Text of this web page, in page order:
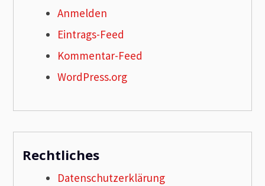
Anmelden
Eintrags-Feed
Kommentar-Feed
WordPress.org
Rechtliches
Datenschutzerklärung